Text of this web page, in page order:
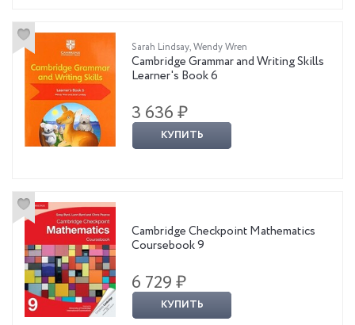
Sarah Lindsay, Wendy Wren
Cambridge Grammar and Writing Skills
Learner's Book 6
3 636 ₽
КУПИТЬ
Cambridge Checkpoint Mathematics
Coursebook 9
6 729 ₽
КУПИТЬ